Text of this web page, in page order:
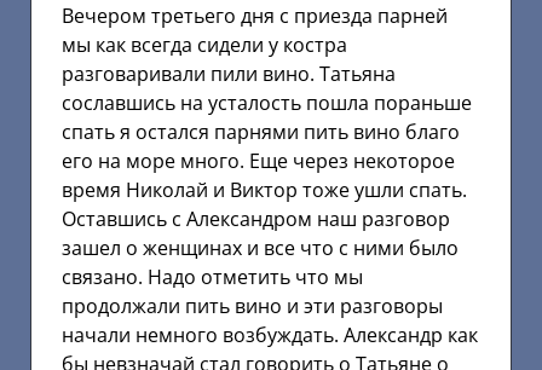
Вечером третьего дня с приезда парней
мы как всегда сидели у костра
разговаривали пили вино. Татьяна
сославшись на усталость пошла пораньше
спать я остался парнями пить вино благо
его на море много. Еще через некоторое
время Николай и Виктор тоже ушли спать.
Оставшись с Александром наш разговор
зашел о женщинах и все что с ними было
связано. Надо отметить что мы
продолжали пить вино и эти разговоры
начали немного возбуждать. Александр как
бы невзначай стал говорить о Татьяне о